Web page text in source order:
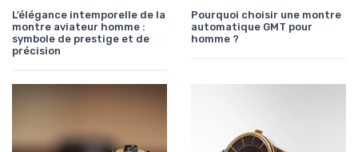
L’élégance intemporelle de la
montre aviateur homme :
symbole de prestige et de
précision
Pourquoi choisir une montre
automatique GMT pour
homme ?